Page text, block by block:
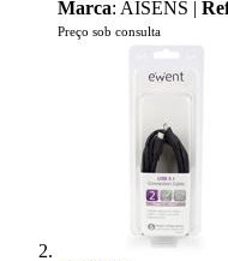
Marca: AISENS |
Preço sob consulta